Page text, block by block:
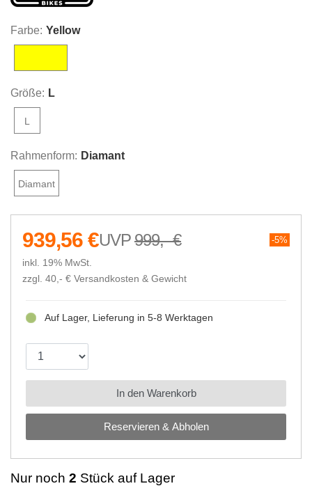
Farbe: Yellow
Größe: L
L
Rahmenform: Diamant
Diamant
999,- € 5%
939,56 €
inkl. 19% MwSt.
zzgl. 40,- € Versandkosten & Gewicht
Reservieren & Abholen
Auf Lager, Lieferung in 5-8 Werktagen
In den Warenkorb
Nur noch 2 Stück auf Lager